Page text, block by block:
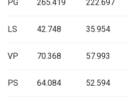
PG 265.419 222.697
LS 42.748 35.954
VP 70.368 57.993
PS 64.084 52.594